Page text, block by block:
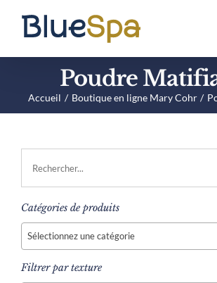
contenu
Poudre
Accueil Boutique en ligne Mary Cohr
Catégories de produits
Sélectionnez une catégorie
Filtrer par texture